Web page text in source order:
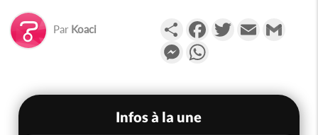
Par Koaci PartagerFacebookTwitterEmail
Messenger
Infos à la une